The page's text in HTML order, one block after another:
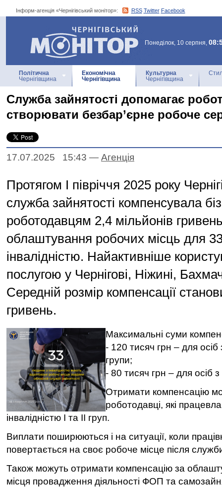
Інформ-агенція «Чернігівський монітор»: RSS Twitter Facebook
Інформ-агенція
«Чернігівський монітор»
Понеділок, 10 серпня,
Політична
Чернігівщина
Економічна
Чернігівщина
Культурна
Чернігівщина
Служба зайнятості допомагає
створювати безбар’єрне робоче
17.07.2025 15:43 — Агенцiя
Протягом І півріччя 2025 року
служба зайнятості компенсувала
роботодавцям 2,4 мільйонів
облаштування робочих місць для
інвалідністю. Найактивніше
послугою у Чернігові, Ніжині,
Середній розмір компенсації
гривень.
Максимальні суми
- 120 тисяч грн – для осіб
групи;
- 80 тисяч грн – для осіб з
Отримати компенсацію
роботодавці, які
інвалідністю І та ІІ груп.
Виплати поширюються і на ситуації, коли
повертається на своє робоче місце після
Також можуть отримати компенсацію за
місця провадження діяльності ФОП та